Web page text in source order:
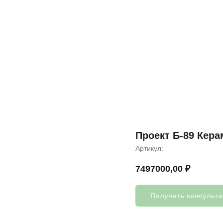
Проект Б-89
Артикул:
7497000,00 ₽
Получить